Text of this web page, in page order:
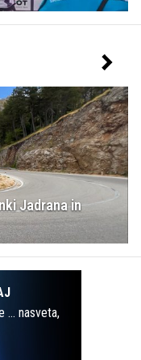
Jadrana in
… nasveta,